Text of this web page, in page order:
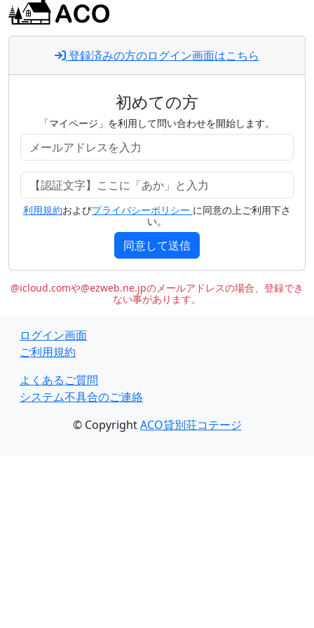
登録済みの方のログイン画面はこちら
初めての方
「マイページ」を利用して問い合わせを開始します。
利用規約およびプライバシーポリシー に同意の上ご利用下さ
い。
同意して送信
@icloud.comや@ezweb.ne.jpのメールアドレスの場合、登録でき
ない事があります。
ログイン画面
ご利用規約
よくあるご質問
システム不具合のご連絡
© CopyrightACO貸別荘コテージ